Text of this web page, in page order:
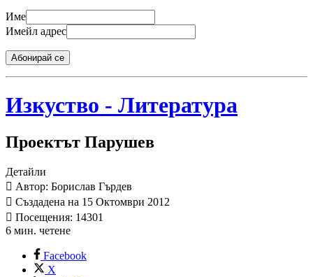
Име
Имейл адрес
Абонирай се
Изкуство - Литература
Проектът Парушев
Детайли
Автор: Борислав Гърдев
Създадена на 15 Октомври 2012
Посещения: 14301
6 мин. четене
Facebook
X